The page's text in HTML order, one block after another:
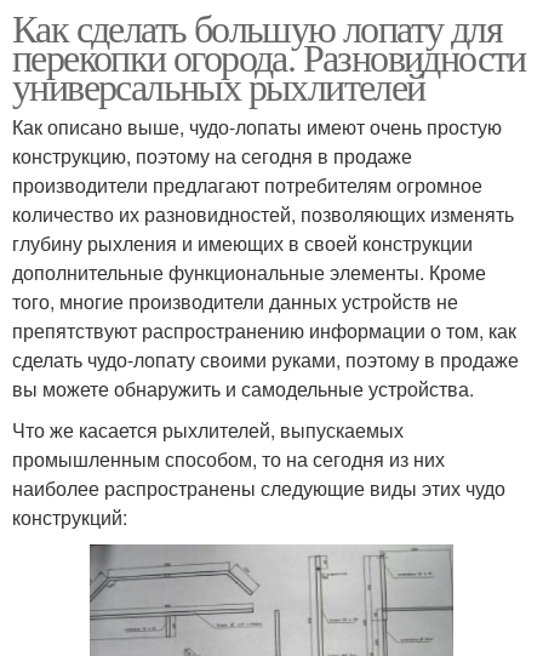
Как сделать большую лопату для
перекопки огорода. Разновидности
универсальных рыхлителей
Как описано выше, чудо-лопаты имеют очень простую
конструкцию, поэтому на сегодня в продаже
производители предлагают потребителям огромное
количество их разновидностей, позволяющих изменять
глубину рыхления и имеющих в своей конструкции
дополнительные функциональные элементы. Кроме
того, многие производители данных устройств не
препятствуют распространению информации о том, как
сделать чудо-лопату своими руками, поэтому в продаже
вы можете обнаружить и самодельные устройства.
Что же касается рыхлителей, выпускаемых
промышленным способом, то на сегодня из них
наиболее распространены следующие виды этих чудо
конструкций: